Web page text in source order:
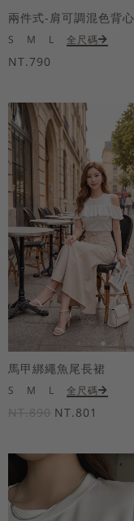
S M L 全尺碼
NT.790
馬甲綁繩魚尾長裙
S M L 全尺碼
NT.890 NT.801